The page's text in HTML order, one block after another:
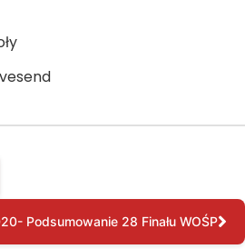
Podsumowanie 28 Finału WOŚP